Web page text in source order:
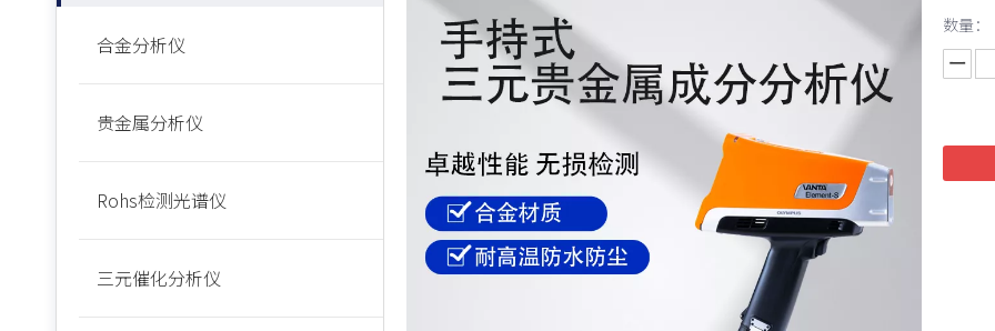
合金分析仪
贵金属分析仪
Rohs检测光谱仪
三元催化分析仪
数量：